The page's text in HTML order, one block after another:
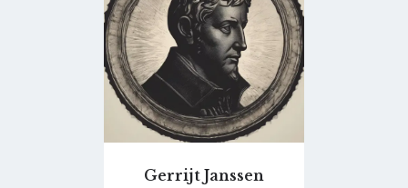
Gerrijt Janssen